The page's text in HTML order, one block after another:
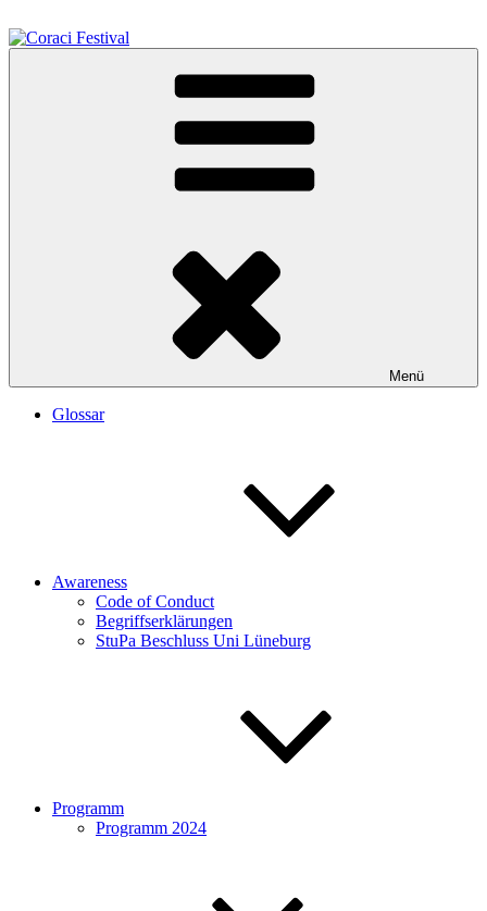
Inhalt
springen
Festival Contre le Racisme Lüneburg
Menü
Glossar
Awareness
Code of Conduct
Begriffserklärungen
StuPa Beschluss Uni Lüneburg
Programm
Programm 2024